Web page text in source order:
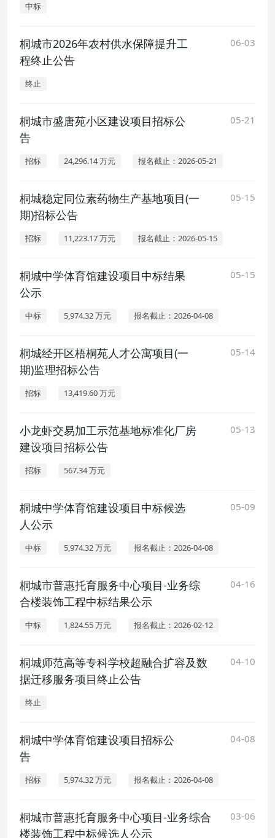
中标
桐城市2026年农村供水保障提升工
程终止公告
06-03
终止
桐城市盛唐苑小区建设项目招标公
告
05-21
招标 24,296.14 万元 报名截止：2026-05-21
桐城稳定同位素药物生产基地项目(一
期)招标公告
05-15
招标 11,223.17 万元 报名截止：2026-05-15
桐城中学体育馆建设项目中标结果
公示
05-15
中标 5,974.32 万元 报名截止：2026-04-08
桐城经开区梧桐苑人才公寓项目(一
期)监理招标公告
05-14
招标 13,419.60 万元
小龙虾交易加工示范基地标准化厂房
建设项目招标公告
05-13
招标 567.34 万元
桐城中学体育馆建设项目中标候选
人公示
05-09
中标 5,974.32 万元 报名截止：2026-04-08
桐城市普惠托育服务中心项目-业务综
合楼装饰工程中标结果公示
04-16
中标 1,824.55 万元 报名截止：2026-02-12
桐城师范高等专科学校超融合扩容及数
据迁移服务项目终止公告
04-10
终止
桐城中学体育馆建设项目招标公
告
04-08
招标 5,974.32 万元 报名截止：2026-04-08
桐城市普惠托育服务中心项目-业务综合
楼装饰工程中标候选人公示
03-06